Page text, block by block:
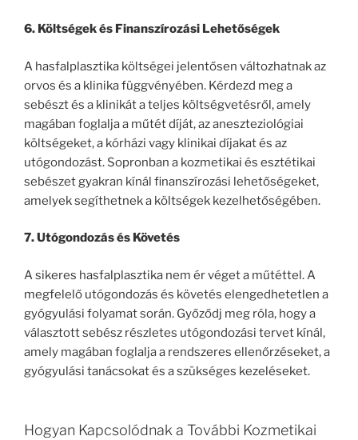
6. Költségek és Finanszírozási Lehetőségek
A hasfalplasztika költségei jelentősen változhatnak az
orvos és a klinika függvényében. Kérdezd meg a
sebészt és a klinikát a teljes költségvetésről, amely
magában foglalja a műtét díját, az aneszteziológiai
költségeket, a kórházi vagy klinikai díjakat és az
utógondozást. Sopronban a kozmetikai és esztétikai
sebészet gyakran kínál finanszírozási lehetőségeket,
amelyek segíthetnek a költségek kezelhetőségében.
7. Utógondozás és Követés
A sikeres hasfalplasztika nem ér véget a műtéttel. A
megfelelő utógondozás és követés elengedhetetlen a
gyógyulási folyamat során. Győződj meg róla, hogy a
választott sebész részletes utógondozási tervet kínál,
amely magában foglalja a rendszeres ellenőrzéseket, a
gyógyulási tanácsokat és a szükséges kezeléseket.
Hogyan Kapcsolódnak a További Kozmetikai